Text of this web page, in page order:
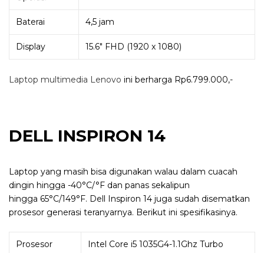
Baterai 4,5 jam
Display 15.6″ FHD (1920 x 1080)
Laptop multimedia Lenovo ini berharga Rp6.799.000,-
DELL INSPIRON 14
Laptop yang masih bisa digunakan walau dalam cuacah
dingin hingga -40°C/°F dan panas sekalipun
hingga 65°C/149°F. Dell Inspiron 14 juga sudah disematkan
prosesor generasi teranyarnya. Berikut ini spesifikasinya.
Prosesor
Intel Core i5 1035G4-1.1Ghz Turbo